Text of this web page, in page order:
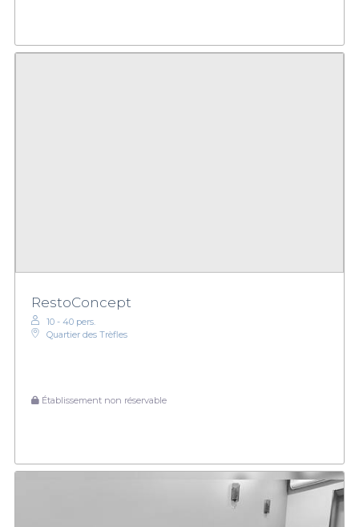
RestoConcept
10 - 40 pers.
Quartier des Trèfles
Établissement non réservable